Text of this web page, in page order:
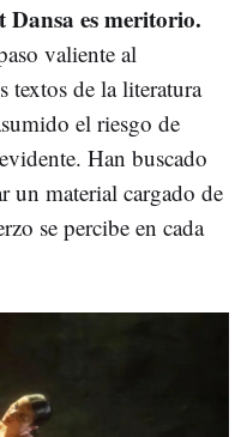
es meritorio.
valiente al
textos de la literatura
el riesgo de
Han buscado
un material cargado de
se percibe en cada